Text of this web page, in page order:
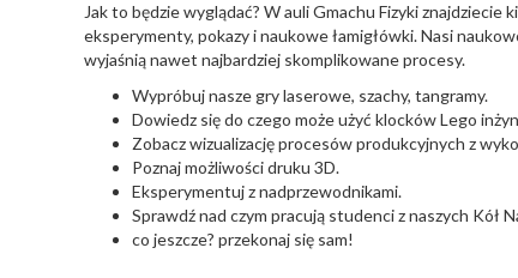
Jak to będzie wyglądać? W auli Gmachu Fizyki
eksperymenty, pokazy i naukowe łamigłówki. Nasi
wyjaśnią nawet najbardziej skomplikowane procesy.
Wypróbuj nasze gry laserowe, szachy, tangramy.
Dowiedz się do czego może użyć klocków Lego
Zobacz wizualizację procesów produkcyjnych z
Poznaj możliwości druku 3D.
Eksperymentuj z nadprzewodnikami.
Sprawdź nad czym pracują studenci z naszych Kół
co jeszcze? przekonaj się sam!